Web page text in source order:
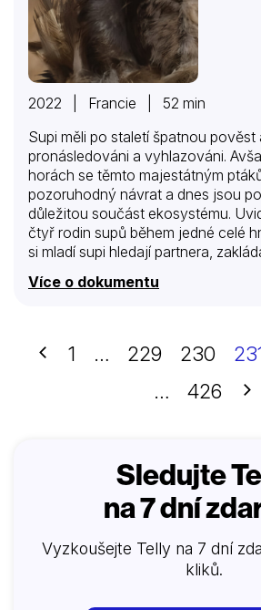
2022 | Francie | 52 min
Supi měli po staletí špatnou pověst
pronásledováni a vyhlazováni.
horách se těmto majestátným
pozoruhodný návrat a dnes jsou
důležitou součást ekosystému.
čtyř rodin supů během jedné celé
si mladí supi hledají partnera,
připravují svá mláďata na největší
na supy.
Více o dokumentu
Předchozí
1 … 229 230
…
426
Sledujte
na 7 dní
Vyzkoušejte Telly na 7 dní
kliků.